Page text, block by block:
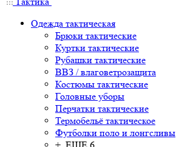
Одежда тактическая
Брюки тактические
Куртки тактические
Рубашки тактические
ВВЗ / влаговетрозащита
Костюмы тактические
Головные уборы
Перчатки тактические
Термобельё тактическое
Футболки поло и лонгсливы